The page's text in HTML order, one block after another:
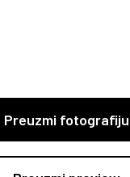
Preuzmi fotografiju